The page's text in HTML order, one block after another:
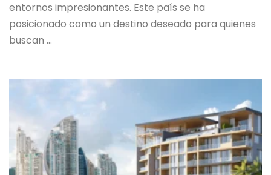
entornos impresionantes. Este país se ha
posicionado como un destino deseado para quienes
buscan …